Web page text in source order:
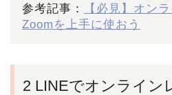
参考記事：
【必見】オン
Zoomを上手に使おう
2 LINEでオンライン